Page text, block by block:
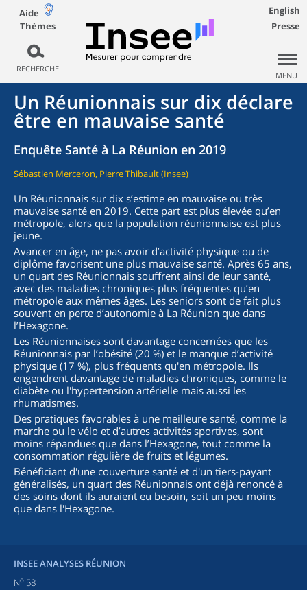
Aide
Thèmes
RECHERCHE
English
Presse
MENU
Un Réunionnais sur dix déclare
être en mauvaise santé
Enquête Santé à La Réunion en 2019
Sébastien Merceron, Pierre Thibault (Insee)
Un Réunionnais sur dix s’estime en mauvaise ou très
mauvaise santé en 2019. Cette part est plus élevée qu’en
métropole, alors que la population réunionnaise est plus
jeune.
Avancer en âge, ne pas avoir d’activité physique ou de
diplôme favorisent une plus mauvaise santé. Après 65 ans,
un quart des Réunionnais souffrent ainsi de leur santé,
avec des maladies chroniques plus fréquentes qu’en
métropole aux mêmes âges. Les seniors sont de fait plus
souvent en perte d’autonomie à La Réunion que dans
l’Hexagone.
Les Réunionnaises sont davantage concernées que les
Réunionnais par l’obésité (20 %) et le manque d’activité
physique (17 %), plus fréquents qu'en métropole. Ils
engendrent davantage de maladies chroniques, comme le
diabète ou l'hypertension artérielle mais aussi les
rhumatismes.
Des pratiques favorables à une meilleure santé, comme la
marche ou le vélo et d’autres activités sportives, sont
moins répandues que dans l’Hexagone, tout comme la
consommation régulière de fruits et légumes.
Bénéficiant d'une couverture santé et d'un tiers-payant
généralisés, un quart des Réunionnais ont déjà renoncé à
des soins dont ils auraient eu besoin, soit un peu moins
que dans l'Hexagone.
INSEE ANALYSES RÉUNION
No 58